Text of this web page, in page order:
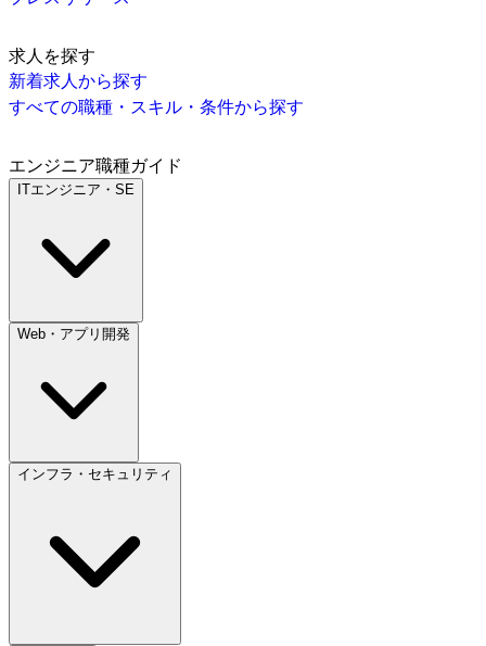
求人を探す
新着求人から探す
すべての職種・スキル・条件から探す
エンジニア職種ガイド
ITエンジニア・SE
Web・アプリ開発
インフラ・セキュリティ